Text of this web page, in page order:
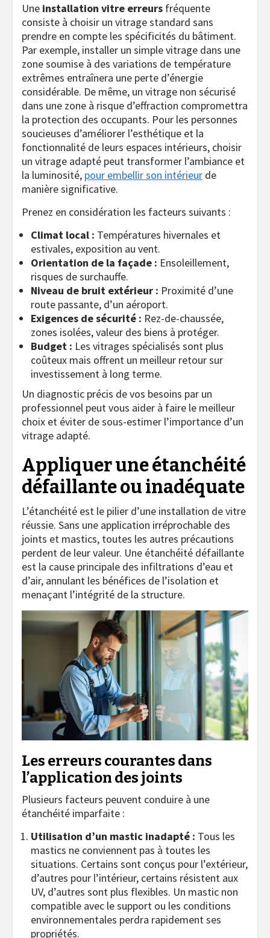
Une installation vitre erreurs fréquente
consiste à choisir un vitrage standard sans
prendre en compte les spécificités du bâtiment.
Par exemple, installer un simple vitrage dans une
zone soumise à des variations de température
extrêmes entraînera une perte d’énergie
considérable. De même, un vitrage non sécurisé
dans une zone à risque d’effraction compromettra
la protection des occupants. Pour les personnes
soucieuses d’améliorer l’esthétique et la
fonctionnalité de leurs espaces intérieurs, choisir
un vitrage adapté peut transformer l’ambiance et
la luminosité, pour embellir son intérieur de
manière significative.
Prenez en considération les facteurs suivants :
Climat local : Températures hivernales et
estivales, exposition au vent.
Orientation de la façade : Ensoleillement,
risques de surchauffe.
Niveau de bruit extérieur : Proximité d’une
route passante, d’un aéroport.
Exigences de sécurité : Rez-de-chaussée,
zones isolées, valeur des biens à protéger.
Budget : Les vitrages spécialisés sont plus
coûteux mais offrent un meilleur retour sur
investissement à long terme.
Un diagnostic précis de vos besoins par un
professionnel peut vous aider à faire le meilleur
choix et éviter de sous-estimer l’importance d’un
vitrage adapté.
Appliquer une étanchéité
défaillante ou inadéquate
L’étanchéité est le pilier d’une installation de vitre
réussie. Sans une application irréprochable des
joints et mastics, toutes les autres précautions
perdent de leur valeur. Une étanchéité défaillante
est la cause principale des infiltrations d’eau et
d’air, annulant les bénéfices de l’isolation et
menaçant l’intégrité de la structure.
Les erreurs courantes dans
l’application des joints
Plusieurs facteurs peuvent conduire à une
étanchéité imparfaite :
Utilisation d’un mastic inadapté : Tous les
mastics ne conviennent pas à toutes les
situations. Certains sont conçus pour l’extérieur,
d’autres pour l’intérieur, certains résistent aux
UV, d’autres sont plus flexibles. Un mastic non
compatible avec le support ou les conditions
environnementales perdra rapidement ses
propriétés.